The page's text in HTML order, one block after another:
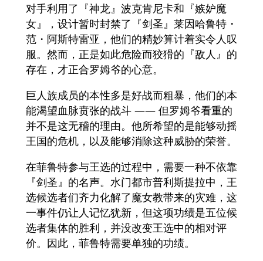
对手利用了『神龙』波克肯尼卡和『嫉妒魔
女』，设计暂时封禁了『剑圣』莱因哈鲁特・
范・阿斯特雷亚，他们的精妙算计着实令人叹
服。然而，正是如此危险而狡猾的『敌人』的
存在，才正合罗姆爷的心意。
巨人族成员的本性多是好战而粗暴，他们的本
能渴望血脉贲张的战斗 —— 但罗姆爷看重的
并不是这无稽的理由。他所希望的是能够动摇
王国的危机，以及能够消除这种威胁的荣誉。
在菲鲁特参与王选的过程中，需要一种不依靠
『剑圣』的名声。水门都市普利斯提拉中，王
选候选者们齐力化解了魔女教带来的灾难，这
一事件仍让人记忆犹新，但这项功绩是五位候
选者集体的胜利，并没改变王选中的相对评
价。因此，菲鲁特需要单独的功绩。